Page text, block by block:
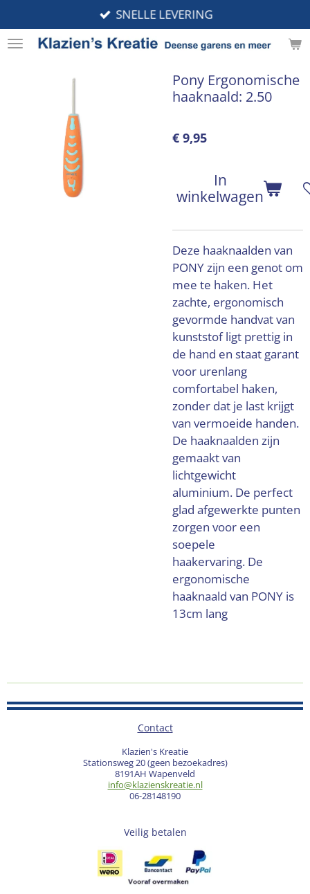
direct
naar
hoofdinhoud
SNELLE LEVERING
Pony Ergonomische
haaknaald: 2.50
€ 9,95
In
winkelwagen
Deze haaknaalden van
PONY zijn een genot om
mee te haken. Het
zachte, ergonomisch
gevormde handvat van
kunststof ligt prettig in
de hand en staat garant
voor urenlang
comfortabel haken,
zonder dat je last krijgt
van vermoeide handen.
De haaknaalden zijn
gemaakt van
lichtgewicht
aluminium. De perfect
glad afgewerkte punten
zorgen voor een
soepele
haakervaring. De
ergonomische
haaknaald van PONY is
13cm lang
Contact
Klazien's Kreatie
Stationsweg 20 (geen bezoekadres)
8191AH Wapenveld
info@klazienskreatie.nl
06-28148190
Veilig betalen